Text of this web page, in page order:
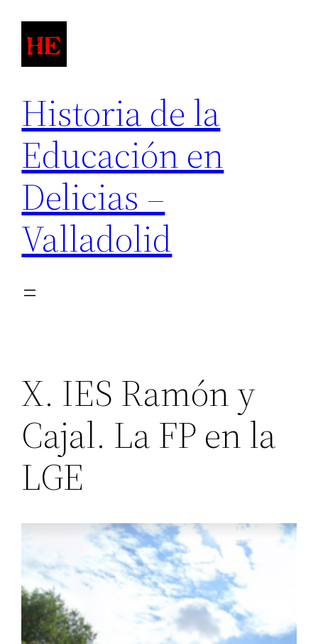
contenido
Historia de la
Educación en
Delicias –
Valladolid
X. IES Ramón y
Cajal. La FP en la
LGE